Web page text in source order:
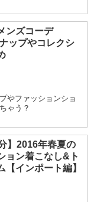
ンズコーデ
ップやコレクシ
やファッションショ
ゃう？
】2016年春夏の
ョン着こなし&ト
【インポート編】